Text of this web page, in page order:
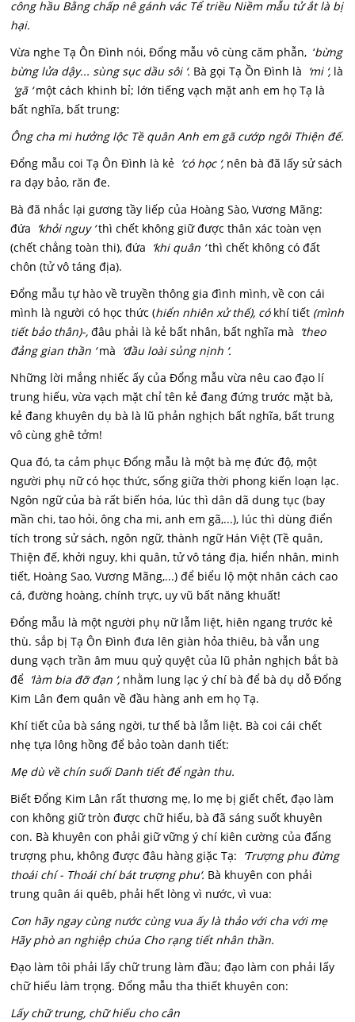
công hầu Bằng chấp nê gánh vác Tể triều Niềm mẫu tử ắt là bị
hại.
Vừa nghe Tạ Ôn Đình nói, Đổng mẫu vô cùng căm phẫn, ‘bừng
bừng lửa dậy... sùng sục dầu sôi ‘. Bà gọi Tạ Ồn Đình là ‘mi ‘, là
‘gã ‘một cách khinh bỉ; lớn tiếng vạch mặt anh em họ Tạ là
bất nghĩa, bất trung:
Ông cha mi hưởng lộc Tề quân Anh em gã cướp ngôi Thiện đế.
Đổng mẫu coi Tạ Ôn Đình là kẻ ‘có học ‘, nên bà đã lấy sử sách
ra dạy bảo, răn đe.
Bà đã nhắc lại gương tầy liếp của Hoàng Sào, Vương Mãng:
đứa ‘khỏi nguy ‘thì chết không giữ được thân xác toàn vẹn
(chết chẳng toàn thi), đứa ‘khi quân ‘thì chết không có đất
chôn (tử vô táng địa).
Đổng mẫu tự hào về truyền thông gia đình mình, về con cái
mình là người có học thức (hiển nhiên xử thế), cókhí tiết (mình
tiết bảo thân)-,đâu phải là kẻ bất nhân, bất nghĩa mà ‘theo
đảng gian thần ‘mà ‘đầu loài sủng nịnh ‘.
Những lời mắng nhiếc ấy của Đổng mẫu vừa nêu cao đạo lí
trung hiếu, vừa vạch mặt chỉ tên kẻ đang đứng trước mặt bà,
kẻ đang khuyên dụ bà là lũ phản nghịch bất nghĩa, bất trung
vô cùng ghê tởm!
Qua đó, ta cảm phục Đổng mẫu là một bà mẹ đức độ, một
người phụ nữ có học thức, sống giữa thời phong kiến loạn lạc.
Ngôn ngữ của bà rất biến hóa, lúc thì dân dã dung tục (bay
mần chi, tao hỏi, ông cha mi, anh em gã,...), lúc thì dùng điển
tích trong sử sách, ngôn ngữ, thành ngữ Hán Việt (Tề quân,
Thiện đế, khởi nguy, khi quân, tử vô táng địa, hiển nhân, minh
tiết, Hoàng Sao, Vương Mãng,...) để biểu lộ một nhân cách cao
cá, đường hoàng, chính trực, uy vũ bất năng khuất!
Đổng mẫu là một người phụ nữ lẫm liệt, hiên ngang trước kẻ
thù. sắp bị Tạ Ôn Đình đưa lên giàn hỏa thiêu, bà vẫn ung
dung vạch trần âm muu quỷ quyệt của lũ phản nghịch bắt bà
để ‘làm bia đỡ đạn ‘, nhằm lung lạc ý chí bà để bà dụ dỗ Đổng
Kim Lân đem quân về đầu hàng anh em họ Tạ.
Khí tiết của bà sáng ngời, tư thế bà lẫm liệt. Bà coi cái chết
nhẹ tựa lông hồng để bảo toàn danh tiết:
Mẹ dù về chín suối Danh tiết để ngàn thu.
Biết Đổng Kim Lân rất thương mẹ, lo mẹ bị giết chết, đạo làm
con không giữ tròn được chữ hiếu, bà đã sáng suốt khuyên
con. Bà khuyên con phải giữ vững ý chí kiên cường của đấng
trượng phu, không được đâu hàng giặc Tạ: ‘Trượng phu đừng
thoái chí - Thoái chí bát trượng phu‘. Bà khuyên con phải
trung quân ái quêb, phải hết lòng vì nước, vì vua:
Con hãy ngay cùng nước cùng vua ấy là thảo với cha với mẹ
Hãy phò an nghiệp chúa Cho rạng tiết nhân thần.
Đạo làm tôi phải lấy chữ trung làm đầu; đạo làm con phải lấy
chữ hiếu làm trọng. Đổng mẫu tha thiết khuyên con:
Lấy chữ trung, chữ hiếu cho cân